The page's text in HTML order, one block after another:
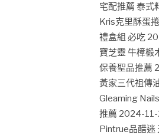
宅配推薦 泰式
Kris克里酥蛋
禮盒組 必吃
寶芝靈 牛樟椴
保養聖品推薦
黃家三代祖傳
Gleaming
推薦 2024-
Pintrue品醋迷